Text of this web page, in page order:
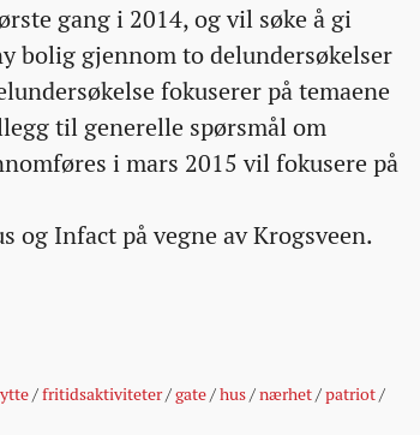
gang i 2014, og vil søke å gi
bolig gjennom to delundersøkelser
fokuserer på temaene
til generelle spørsmål om
i mars 2015 vil fokusere på
og Infact på vegne av Krogsveen.
/fritidsaktiviteter/gate/hus/nærhet/patriot/